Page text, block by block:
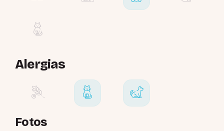
Alergias
Fotos